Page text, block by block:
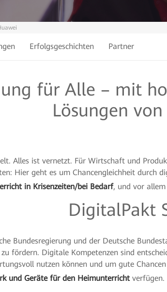
Erfolgsgeschichten Partner
für Alle – mit
Lösungen
Alles ist vernetzt. Für Wirtschaft und
Hier geht es um Chancengleichheit durch
in Krisenzeiten/bei Bedarf, und vor
DigitalPakt
Bundesregierung und der Deutsche
fördern. Digitale Kompetenzen sind
nutzen können und um gute
und Geräte für den Heimunterrichtverfügen.